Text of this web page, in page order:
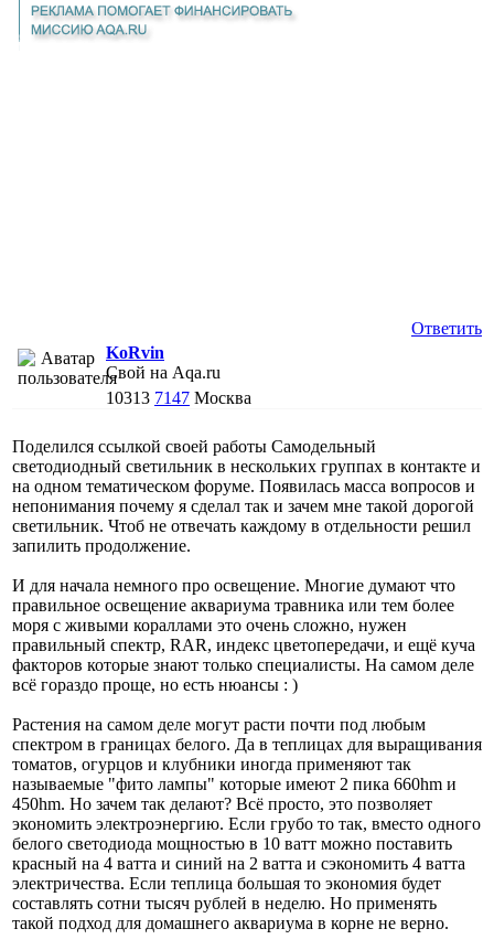
Ответить
KoRvin
Свой на Aqa.ru
10313 7147 Москва
Поделился ссылкой своей работы Самодельный
светодиодный светильник в нескольких группах в контакте и
на одном тематическом форуме. Появилась масса вопросов и
непонимания почему я сделал так и зачем мне такой дорогой
светильник. Чтоб не отвечать каждому в отдельности решил
запилить продолжение.
И для начала немного про освещение. Многие думают что
правильное освещение аквариума травника или тем более
моря с живыми кораллами это очень сложно, нужен
правильный спектр, RAR, индекс цветопередачи, и ещё куча
факторов которые знают только специалисты. На самом деле
всё гораздо проще, но есть нюансы : )
Растения на самом деле могут расти почти под любым
спектром в границах белого. Да в теплицах для выращивания
томатов, огурцов и клубники иногда применяют так
называемые "фито лампы" которые имеют 2 пика 660hm и
450hm. Но зачем так делают? Всё просто, это позволяет
экономить электроэнергию. Если грубо то так, вместо одного
белого светодиода мощностью в 10 ватт можно поставить
красный на 4 ватта и синий на 2 ватта и сэкономить 4 ватта
электричества. Если теплица большая то экономия будет
составлять сотни тысяч рублей в неделю. Но применять
такой подход для домашнего аквариума в корне не верно.